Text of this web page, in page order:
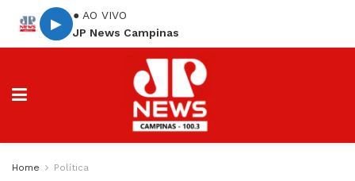
▶
● AO VIVO
JP News Campinas
Home Política